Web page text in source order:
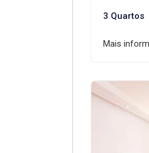
3 Quartos
Mais